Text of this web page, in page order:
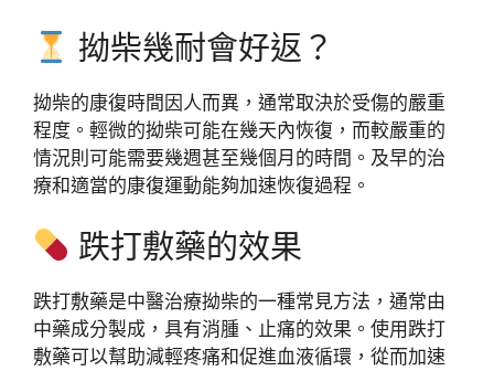
拗柴幾耐會好返？
拗柴的康復時間因人而異，通常取決於受傷的嚴重
程度。輕微的拗柴可能在幾天內恢復，而較嚴重的
情況則可能需要幾週甚至幾個月的時間。及早的治
療和適當的康復運動能夠加速恢復過程。
跌打敷藥的效果
跌打敷藥是中醫治療拗柴的一種常見方法，通常由
中藥成分製成，具有消腫、止痛的效果。使用跌打
敷藥可以幫助減輕疼痛和促進血液循環，從而加速